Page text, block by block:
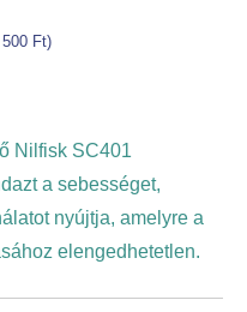
Ft)
Nilfisk SC401
a sebességet,
nyújtja, amelyre a
elengedhetetlen.